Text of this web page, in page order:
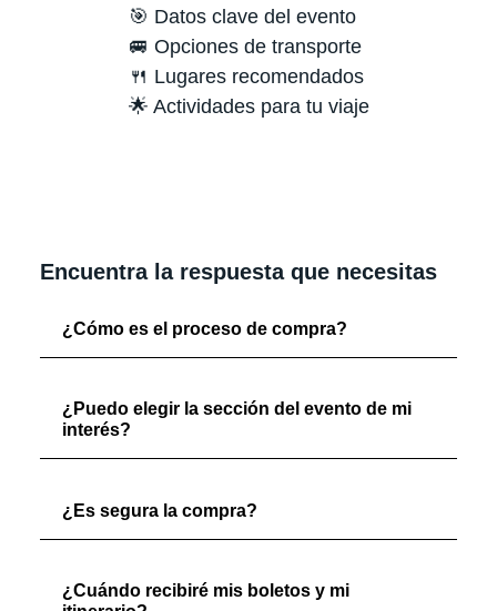
🎯 Datos clave del evento
🚐 Opciones de transporte
🍴 Lugares recomendados
🌟 Actividades para tu viaje
Encuentra la respuesta que necesitas
¿Cómo es el proceso de compra?
¿Puedo elegir la sección del evento de mi
interés?
¿Es segura la compra?
¿Cuándo recibiré mis boletos y mi